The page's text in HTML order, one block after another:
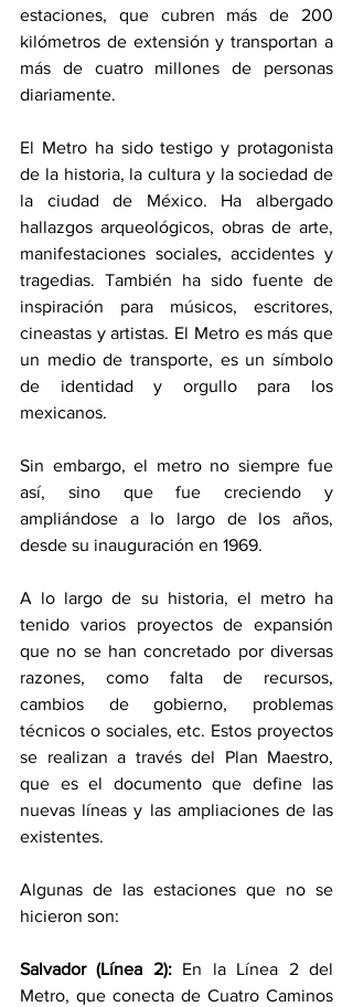
estaciones, que cubren más de 200
kilómetros de extensión y transportan a
más de cuatro millones de personas
diariamente.
El Metro ha sido testigo y protagonista
de la historia, la cultura y la sociedad de
la ciudad de México. Ha albergado
hallazgos arqueológicos, obras de arte,
manifestaciones sociales, accidentes y
tragedias. También ha sido fuente de
inspiración para músicos, escritores,
cineastas y artistas. El Metro es más que
un medio de transporte, es un símbolo
de identidad y orgullo para los
mexicanos.
Sin embargo, el metro no siempre fue
así, sino que fue creciendo y
ampliándose a lo largo de los años,
desde su inauguración en 1969.
A lo largo de su historia, el metro ha
tenido varios proyectos de expansión
que no se han concretado por diversas
razones, como falta de recursos,
cambios de gobierno, problemas
técnicos o sociales, etc. Estos proyectos
se realizan a través del Plan Maestro,
que es el documento que define las
nuevas líneas y las ampliaciones de las
existentes.
Algunas de las estaciones que no se
hicieron son:
Salvador (Línea 2): En la Línea 2 del
Metro, que conecta de Cuatro Caminos